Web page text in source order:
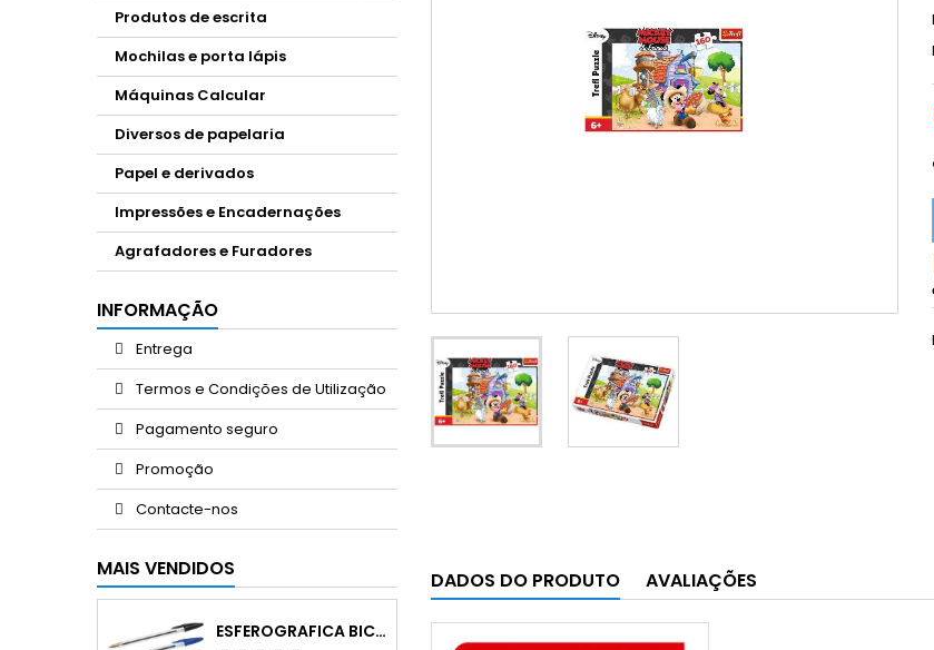
Produtos de escrita
Mochilas e porta lápis
Máquinas Calcular
Diversos de papelaria
Papel e derivados
Impressões e Encadernações
Agrafadores e Furadores
INFORMAÇÃO
Entrega
Termos e Condições de Utilização
Pagamento seguro
Promoção
Contacte-nos
MAIS VENDIDOS
ESFEROGRAFICA BIC CRISTAL
DADOS DO PRODUTO AVALIAÇÕES